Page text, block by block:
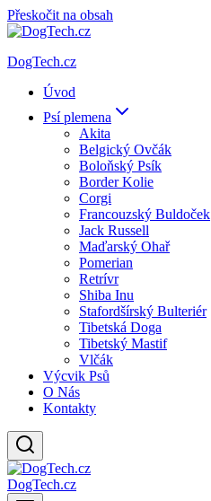
Přeskočit na obsah
DogTech.cz
Úvod
Psí plemena
Akita
Belgický Ovčák
Boloňský Psík
Border Kolie
Corgi
Francouzský Buldoček
Jack Russell
Maďarský Ohař
Pomerian
Retrívr
Shiba Inu
Stafordšírský Bulteriér
Tibetská Doga
Tibetský Mastif
Vlčák
Výcvik Psů
O Nás
Kontakty
DogTech.cz